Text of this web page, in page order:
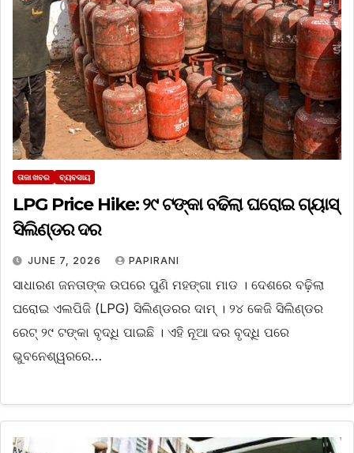
ତାଜା ଖବର ବ୍ୟବସାୟ
LPG Price Hike: ୨୯ ଟଙ୍କା ବଢିଲା ଘରୋଇ ଗ୍ୟାସ୍
ସିଲିଣ୍ଡର ଦର
JUNE 7, 2026 PAPIRANI
ସାଧାରଣ ଜନତାଙ୍କ ଉପରେ ପୁଣି ମହଙ୍ଗା ମାଡ । ଦେଶରେ ବଢ଼ିଲା
ଘରୋଇ ଏଲପିଜି (LPG) ସିଲିଣ୍ଡରର ଦାମ୍ । ୨୪ କେଜି ସିଲିଣ୍ଡର
ରେଟ୍ ୨୯ ଟଙ୍କା ବୃଦ୍ଧି ପାଇଛି । ଏହି ନୂଆ ଦର ବୃଦ୍ଧି ପରେ
ଭୁବନେଶ୍ୱରରେ…